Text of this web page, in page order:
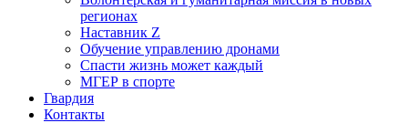
регионах
Наставник Z
Обучение управлению дронами
Спасти жизнь может каждый
МГЕР в спорте
Гвардия
Контакты